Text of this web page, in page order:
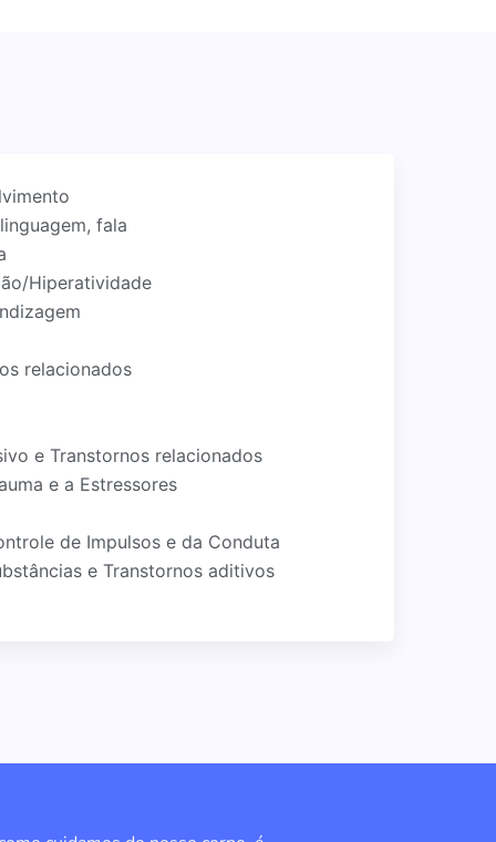
fala
Hiperatividade
relacionados
e Transtornos relacionados
e a Estressores
de Impulsos e da Conduta
e Transtornos aditivos